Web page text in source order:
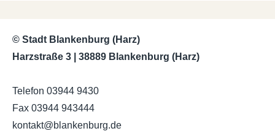
© Stadt Blankenburg (Harz)
Harzstraße 3 | 38889 Blankenburg (Harz)
Telefon 03944 9430
Fax 03944 943444
kontakt@blankenburg.de